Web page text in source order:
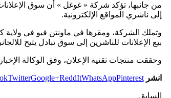
من جانبها، تؤكد شركة « غوغل » أن سوق الإعلانات
إلى ناشري المواقع الإلكترونية.
وتملك الشركة، ومقرها في ماونتن فيو في ولاية
بيع الإعلانات للناشرين إلى سوق تبادل يتيح
وحققت منتجات تقنية الإعلان، وفق الوكالة الإخبارية، حوالي 23 مليار دولار من إجمالي إيرادات الشركة
انشر TwitterGoogle+ReddItWhatsAppPinterest
السابق